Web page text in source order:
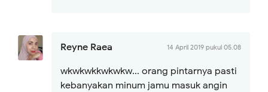
Reyne Raea 14 April 2019 pukul 05.08
wkwkwkkwkwkw... orang pintarnya pasti
kebanyakan minum jamu masuk angin